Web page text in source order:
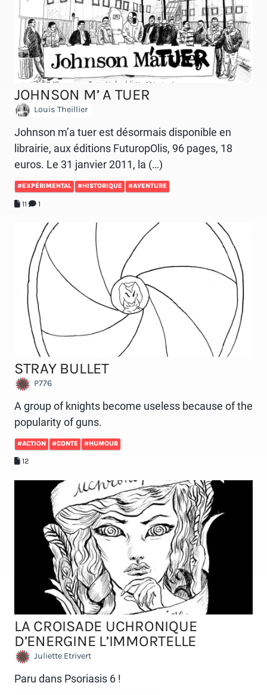
JOHNSON M’ A TUER
Louis Theillier
Johnson m’a tuer est désormais disponible en
librairie, aux éditions FuturopOlis, 96 pages, 18
euros. Le 31 janvier 2011, la (…)
#EXPÉRIMENTAL #HISTORIQUE #AVENTURE
11 1
STRAY BULLET
P776
A group of knights become useless because of the
popularity of guns.
#ACTION #CONTE #HUMOUR
12
LA CROISADE UCHRONIQUE
D’ENERGINE L’IMMORTELLE
Juliette Etrivert
Paru dans Psoriasis 6 !